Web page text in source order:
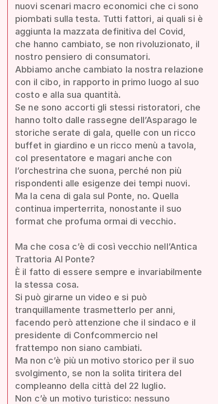
nuovi scenari macro economici che ci sono
piombati sulla testa. Tutti fattori, ai quali si è
aggiunta la mazzata definitiva del Covid,
che hanno cambiato, se non rivoluzionato, il
nostro pensiero di consumatori.
Abbiamo anche cambiato la nostra relazione
con il cibo, in rapporto in primo luogo al suo
costo e alla sua quantità.
Se ne sono accorti gli stessi ristoratori, che
hanno tolto dalle rassegne dell’Asparago le
storiche serate di gala, quelle con un ricco
buffet in giardino e un ricco menù a tavola,
col presentatore e magari anche con
l’orchestrina che suona, perché non più
rispondenti alle esigenze dei tempi nuovi.
Ma la cena di gala sul Ponte, no. Quella
continua imperterrita, nonostante il suo
format che profuma ormai di vecchio.
Ma che cosa c’è di così vecchio nell’Antica
Trattoria Al Ponte?
È il fatto di essere sempre e invariabilmente
la stessa cosa.
Si può girarne un video e si può
tranquillamente trasmetterlo per anni,
facendo però attenzione che il sindaco e il
presidente di Confcommercio nel
frattempo non siano cambiati.
Ma non c’è più un motivo storico per il suo
svolgimento, se non la solita tiritera del
compleanno della città del 22 luglio.
Non c’è un motivo turistico: nessuno